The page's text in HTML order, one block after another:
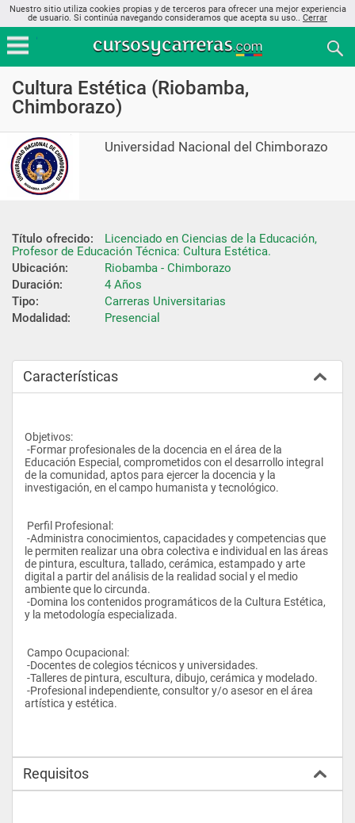
Nuestro sitio utiliza cookies propias y de terceros para ofrecer una mejor experiencia
de usuario. Si continúa navegando consideramos que acepta su uso.. Cerrar
Cultura Estética (Riobamba,
Chimborazo)
Universidad Nacional del Chimborazo
Título ofrecido:
Licenciado en Ciencias de la Educación,
Profesor de Educación Técnica: Cultura Estética.
Ubicación:
Riobamba - Chimborazo
Duración:
4 Años
Tipo:
Carreras Universitarias
Modalidad:
Presencial
Características
Objetivos:
Educación Especial, comprometidos con el desarrollo integral
de la comunidad, aptos para ejercer la docencia y la
investigación, en el campo humanista y tecnológico.
Perfil Profesional:
le permiten realizar una obra colectiva e individual en las áreas
de pintura, escultura, tallado, cerámica, estampado y arte
digital a partir del análisis de la realidad social y el medio
ambiente que lo circunda.
y la metodología especializada.
Campo Ocupacional:
-Docentes de colegios técnicos y universidades.
-Talleres de pintura, escultura, dibujo, cerámica y modelado.
artística y estética.
Requisitos